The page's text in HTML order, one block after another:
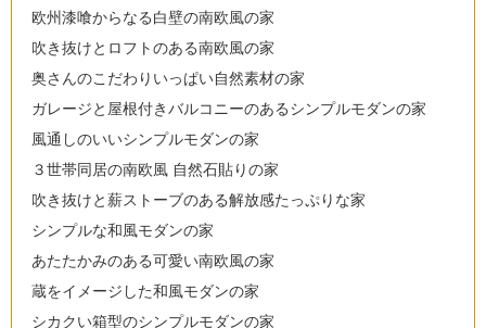
欧州漆喰からなる白壁の南欧風の家
吹き抜けとロフトのある南欧風の家
奥さんのこだわりいっぱい自然素材の家
ガレージと屋根付きバルコニーのあるシンプルモダンの家
風通しのいいシンプルモダンの家
３世帯同居の南欧風 自然石貼りの家
吹き抜けと薪ストーブのある解放感たっぷりな家
シンプルな和風モダンの家
あたたかみのある可愛い南欧風の家
蔵をイメージした和風モダンの家
シカクい箱型のシンプルモダンの家